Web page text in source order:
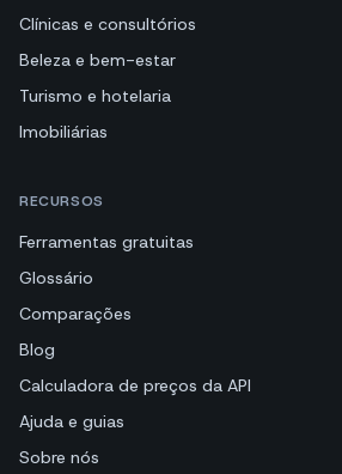
Clínicas e consultórios
Beleza e bem-estar
Turismo e hotelaria
Imobiliárias
RECURSOS
Ferramentas gratuitas
Glossário
Comparações
Blog
Calculadora de preços da API
Ajuda e guias
Sobre nós